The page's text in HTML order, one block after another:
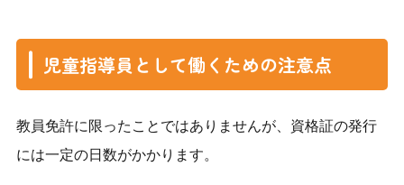
児童指導員として働くための注意点
教員免許に限ったことではありませんが、資格証の発行
には一定の日数がかかります。